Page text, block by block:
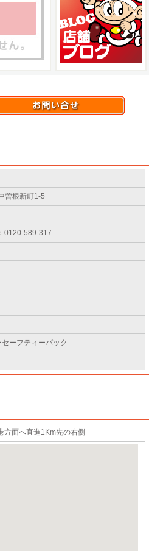
曽根新町1-5
0120-589-317
ーフティーパック
方面へ直進1Km先の右側